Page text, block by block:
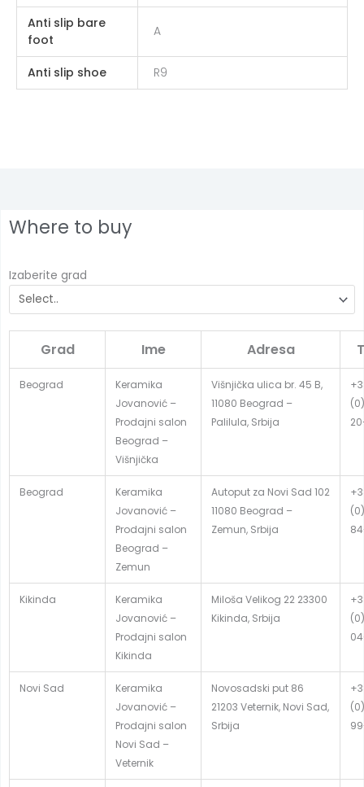
Anti slip bare
foot
A
Anti slip shoe R9
Where to buy
Izaberite grad
Grad Ime Adresa
Beograd
Keramika
Jovanović –
Prodajni salon
Beograd –
Višnjička
Višnjička ulica br. 45 B,
11080 Beograd –
Palilula, Srbija
Beograd
Keramika
Jovanović –
Prodajni salon
Beograd –
Zemun
Autoput za Novi Sad 102
11080 Beograd –
Zemun, Srbija
Kikinda
Keramika
Jovanović –
Prodajni salon
Kikinda
Miloša Velikog 22 23300
Kikinda, Srbija
Novi Sad
Keramika
Jovanović –
Prodajni salon
Novi Sad –
Veternik
Novosadski put 86
21203 Veternik, Novi Sad,
Srbija